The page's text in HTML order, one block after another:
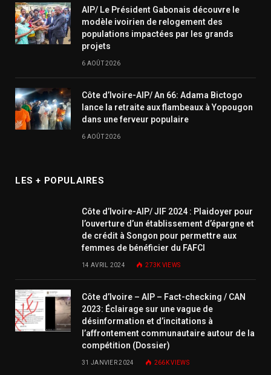
AIP/ Le Président Gabonais découvre le
modèle ivoirien de relogement des
populations impactées par les grands
projets
6 AOÛT 2026
Côte d’Ivoire-AIP/ An 66: Adama Bictogo
lance la retraite aux flambeaux à Yopougon
dans une ferveur populaire
6 AOÛT 2026
LES + POPULAIRES
Côte d’Ivoire-AIP/ JIF 2024 : Plaidoyer pour
l’ouverture d’un établissement d’épargne et
de crédit à Songon pour permettre aux
femmes de bénéficier du FAFCI
14 AVRIL 2024 273KVIEWS
Côte d’Ivoire – AIP – Fact-checking / CAN
2023: Éclairage sur une vague de
désinformation et d’incitations à
l’affrontement communautaire autour de la
compétition (Dossier)
31 JANVIER 2024 266KVIEWS